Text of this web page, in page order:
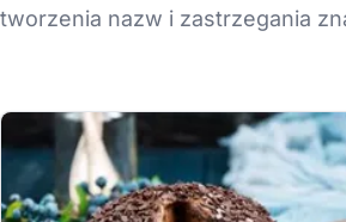
tworzenia nazw i zastrzegania